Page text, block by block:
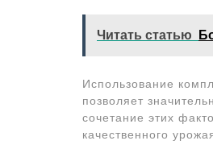
Читать статью
Использование
позволяет
сочетание этих
качественного